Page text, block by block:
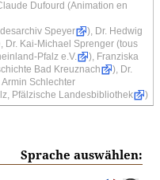
Dufourd (Animation en
Speyer
), Dr. Hedwig
Dr. Kai-Michael Sprenger (tous
Pfalz e.V.
), Franziska
Bad Kreuznach
), Dr.
Armin Schlechter
Pfälzische Landesbibliothek )
Sprache auswählen: